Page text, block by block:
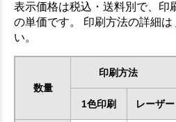
表示価格は税込・送料別で、印
の単価です。 印刷方法の詳細は
い。
数量
印刷方法
1色印刷 レーザー